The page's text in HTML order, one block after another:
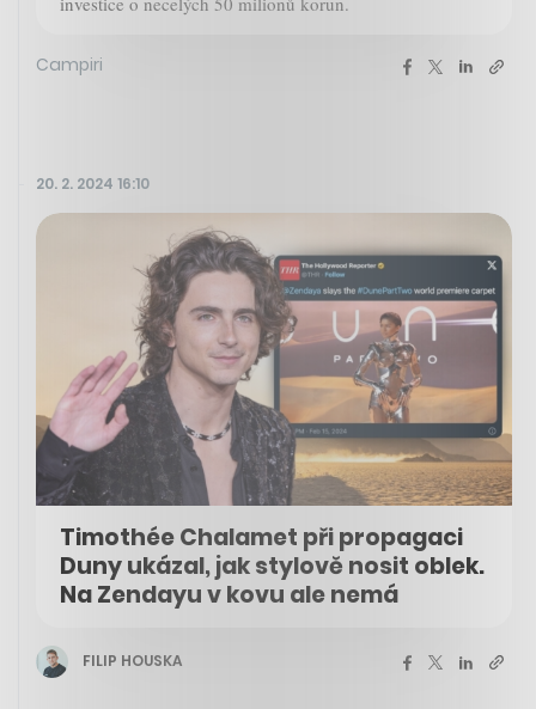
Campiri
20. 2. 2024 16:10
Timothée Chalamet při propagaci
Duny ukázal, jak stylově nosit oblek.
Na Zendayu v kovu ale nemá
FILIP HOUSKA